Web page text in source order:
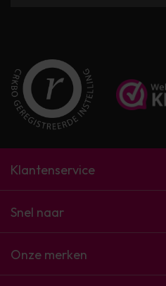
Klantenservice
Snel naar
Onze merken